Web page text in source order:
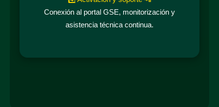
Conexión al portal GSE, monitorización y
asistencia técnica continua.